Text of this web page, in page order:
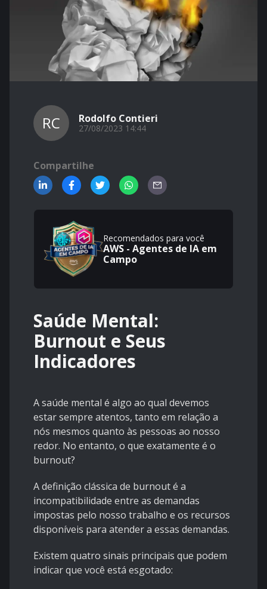
RC Rodolfo Contieri
27/08/2023 14:44
Compartilhe
Recomendados para você
AWS - Agentes de IA em
Campo
Saúde Mental:
Burnout e Seus
Indicadores
A saúde mental é algo ao qual devemos
estar sempre atentos, tanto em relação a
nós mesmos quanto às pessoas ao nosso
redor. No entanto, o que exatamente é o
burnout?
A definição clássica de burnout é a
incompatibilidade entre as demandas
impostas pelo nosso trabalho e os recursos
disponíveis para atender a essas demandas.
Existem quatro sinais principais que podem
indicar que você está esgotado: